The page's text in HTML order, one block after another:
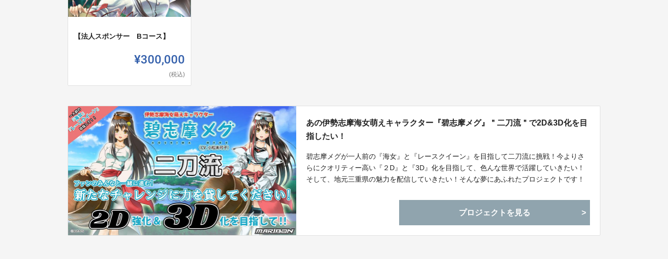
【法人スポンサー Bコース】
¥300,000
(税込)
あの伊勢志摩海女萌えキャラクター『碧志摩メグ』＂二刀流＂で2D&3D化を目
指したい！
碧志摩メグが一人前の『海女』と『レースクイーン』を目指して二刀流に挑戦！今よりさ
らにクオリティー高い『２D』と『3D』化を目指して、色んな世界で活躍していきたい！
そして、地元三重県の魅力を配信していきたい！そんな夢にあふれたプロジェクトです！
プロジェクトを見る